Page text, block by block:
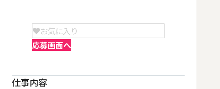
お気に入り
応募画面へ
仕事内容